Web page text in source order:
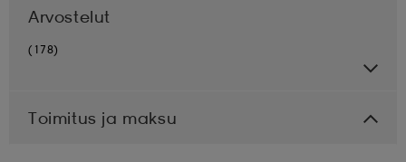
Arvostelut
(178)
Toimitus ja maksu